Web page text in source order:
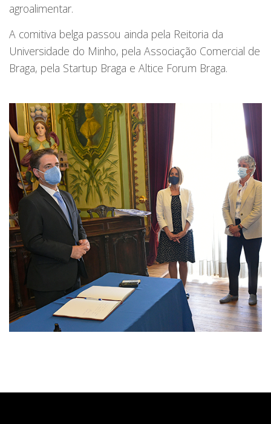
agroalimentar.
A comitiva belga passou ainda pela Reitoria da
Universidade do Minho, pela Associação Comercial de
Braga, pela Startup Braga e Altice Forum Braga.